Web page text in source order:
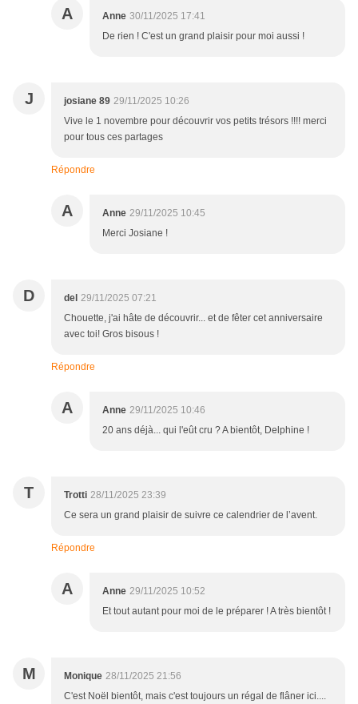
A Anne 30/11/2025 17:41
De rien ! C'est un grand plaisir pour moi aussi !
J josiane 89 29/11/2025 10:26
Vive le 1 novembre pour découvrir vos petits trésors !!!! merci
pour tous ces partages
Répondre
A Anne 29/11/2025 10:45
Merci Josiane !
D del 29/11/2025 07:21
Chouette, j'ai hâte de découvrir... et de fêter cet anniversaire
avec toi! Gros bisous !
Répondre
A Anne 29/11/2025 10:46
20 ans déjà... qui l'eût cru ? A bientôt, Delphine !
T Trotti 28/11/2025 23:39
Ce sera un grand plaisir de suivre ce calendrier de l’avent.
Répondre
A Anne 29/11/2025 10:52
Et tout autant pour moi de le préparer ! A très bientôt !
M Monique 28/11/2025 21:56
C'est Noël bientôt, mais c'est toujours un régal de flâner ici....